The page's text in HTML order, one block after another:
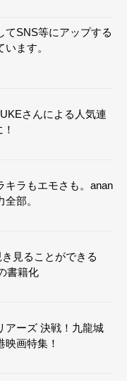
てSNS等にアップする
ます。
さんによる人気連
キラもエモさも。anan
部。
見ることができる
書籍化
アーズ 決戦！九龍城
画特集！